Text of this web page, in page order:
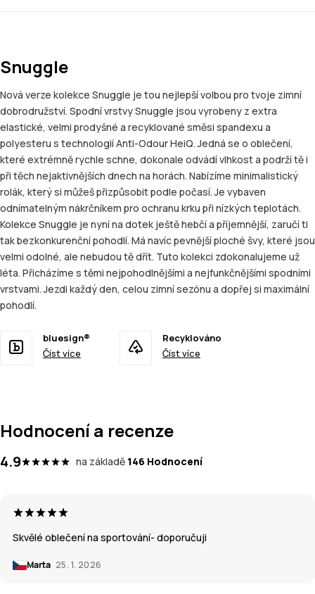
Snuggle
Nová verze kolekce Snuggle je tou nejlepší volbou pro tvoje zimní
dobrodružství. Spodní vrstvy Snuggle jsou vyrobeny z extra
elastické, velmi prodyšné a recyklované směsi spandexu a
polyesteru s technologií Anti-Odour HeiQ. Jedná se o oblečení,
které extrémně rychle schne, dokonale odvádí vlhkost a podrží tě i
při těch nejaktivnějších dnech na horách. Nabízíme minimalistický
rolák, který si můžeš přizpůsobit podle počasí. Je vybaven
odnímatelným nákrčníkem pro ochranu krku při nízkých teplotách.
Kolekce Snuggle je nyní na dotek ještě hebčí a příjemnější, zaručí ti
tak bezkonkurenční pohodlí. Má navíc pevnější ploché švy, které jsou
velmi odolné, ale nebudou tě dřít. Tuto kolekci zdokonalujeme už
léta. Přicházíme s těmi nejpohodlnějšími a nejfunkčnějšími spodními
vrstvami. Jezdi každý den, celou zimní sezónu a dopřej si maximální
pohodlí.
bluesign®
Číst více
Recyklováno
Číst více
Hodnocení a recenze
4.9 na základě 146 Hodnocení
Skvělé oblečení na sportování- doporučuji
Marta 25. 1. 2026